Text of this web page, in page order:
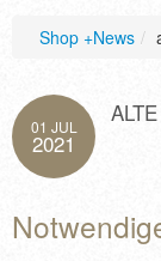
Shop +News /
01 JUL
2021